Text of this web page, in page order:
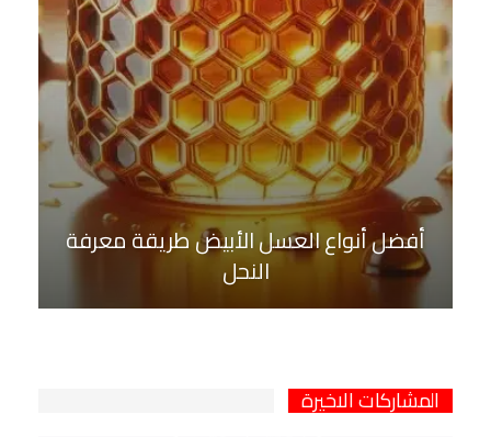
أفضل أنواع العسل الأبيض طريقة معرفة
النحل
المشاركات الاخيرة